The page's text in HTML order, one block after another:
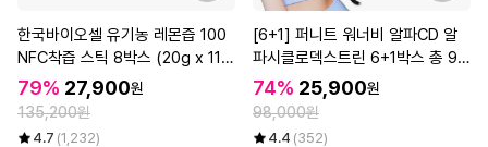
한국바이오셀 유기농 레몬즙 100
NFC착즙 스틱 8박스 (20g x 112
포)
79% 27,900원
135,200원
4.7 (1,232)
[6+1] 퍼니트 워너비 알파CD 알
파시클로덱스트린 6+1박스 총 98
포
74% 25,900원
98,000원
4.4 (352)